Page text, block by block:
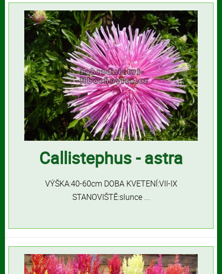
Callistephus - astra
VÝŠKA:40-60cm DOBA KVETENÍ:VII-IX
STANOVIŠTĚ:slunce ...